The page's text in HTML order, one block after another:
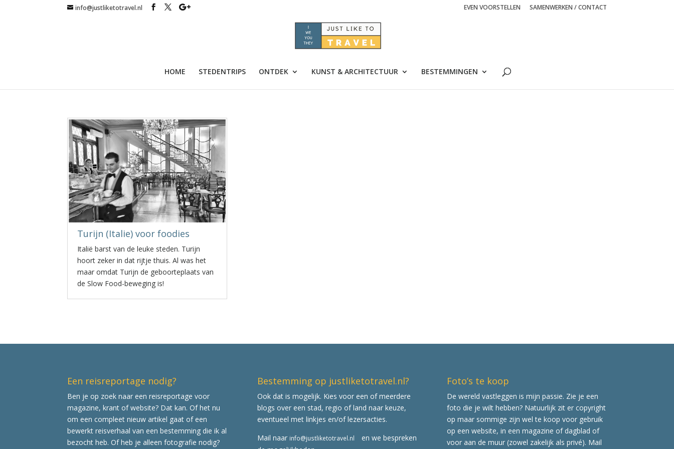
info@justliketotravel.nl EVEN VOORSTELLEN SAMENWERKEN / CONTACT
HOME STEDENTRIPS ONTDEK KUNST & ARCHITECTUUR BESTEMMINGEN
Turijn (Italie) voor foodies
Italië barst van de leuke steden. Turijn
hoort zeker in dat rijtje thuis. Al was het
maar omdat Turijn de geboorteplaats van
de Slow Food-beweging is!
Een reisreportage nodig?
Ben je op zoek naar een reisreportage voor
magazine, krant of website? Dat kan. Of het nu
om een compleet nieuw artikel gaat of een
bewerkt reisverhaal van een bestemming die ik al
bezocht heb. Of heb je alleen fotografie nodig?
Bestemming op justliketotravel.nl?
Ook dat is mogelijk. Kies voor een of meerdere
blogs over een stad, regio of land naar keuze,
eventueel met linkjes en/of lezersacties.
Mail naar info@justliketotravel.nl
en we bespreken
Foto’s te koop
De wereld vastleggen is mijn passie. Zie je een
foto die je wilt hebben? Natuurlijk zit er copyright
op maar sommige zijn wel te koop voor gebruik
op een website, in een magazine of dagblad of
voor aan de muur (zowel zakelijk als privé). Mail